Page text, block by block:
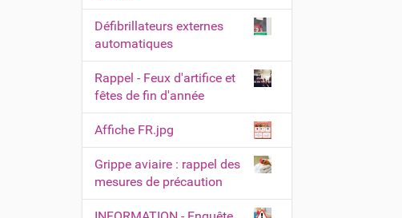
Défibrillateurs externes
automatiques
Rappel - Feux d'artifice et
fêtes de fin d'année
Affiche FR.jpg
Grippe aviaire : rappel des
mesures de précaution